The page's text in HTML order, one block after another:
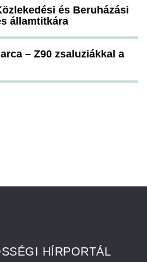
és Beruházási
államtitkára
– Z90 zsaluziákkal a
HÍRPORTÁL